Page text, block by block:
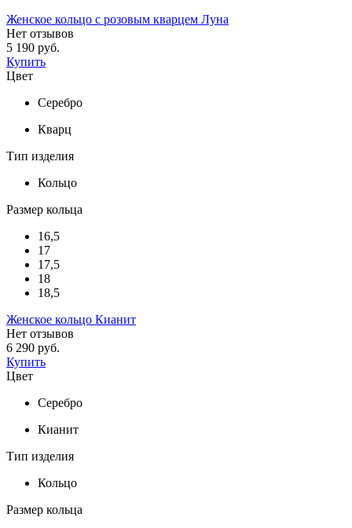
Женское кольцо с розовым кварцем Луна
Нет отзывов
5 190 руб.
Купить
Цвет
Серебро
Кварц
Тип изделия
Кольцо
Размер кольца
16,5
17
17,5
18
18,5
Женское кольцо Кианит
Нет отзывов
6 290 руб.
Купить
Цвет
Серебро
Кианит
Тип изделия
Кольцо
Размер кольца